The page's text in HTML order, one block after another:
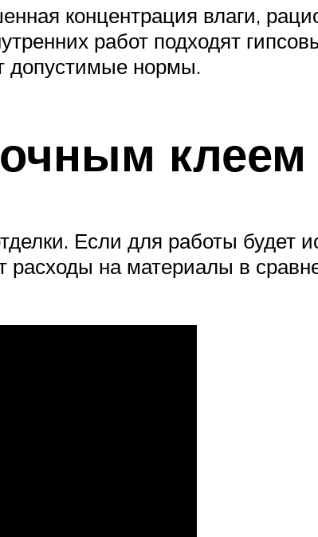
концентрация влаги,
работ подходят
допустимые нормы.
клеем
Если для работы будет
расходы на материалы в